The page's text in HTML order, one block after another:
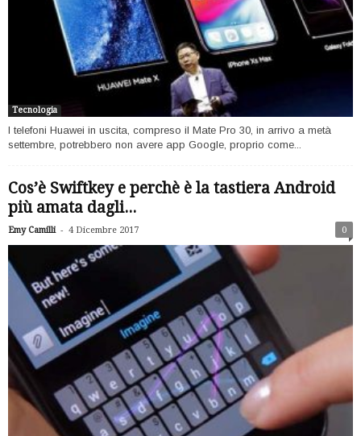
Tecnologia
I telefoni Huawei in uscita, compreso il Mate Pro 30, in arrivo a metà
settembre, potrebbero non avere app Google, proprio come...
Cos’è Swiftkey e perchè è la tastiera Android
più amata dagli...
Emy Camilli - 4 Dicembre 2017 0